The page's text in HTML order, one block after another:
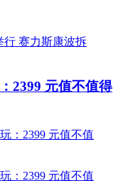
2399 元值不值得